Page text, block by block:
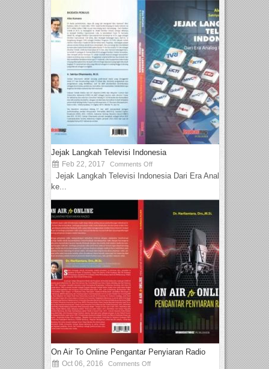
Jejak Langkah Televisi Indonesia
Feb 22, 2017 Comments Off
Jejak Langkah Televisi Indonesia Dari Era Analog
ke...
On Air To Online Pengantar Penyiaran Radio
Oct 06, 2016 Comments Off